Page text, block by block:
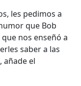
les pedimos a
que Bob
nos enseñó a
saber a las
añade el